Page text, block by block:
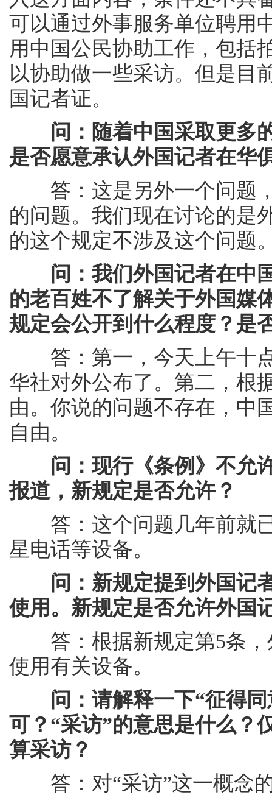
可以通过外事服务单位聘用
用中国公民协助工作，包括
以协助做一些采访。但是目
国记者证。
问：随着中国采取更多
是否愿意承认外国记者在华
答：这是另外一个问题，
的问题。我们现在讨论的是
的这个规定不涉及这个问题
问：我们外国记者在中
的老百姓不了解关于外国媒
规定会公开到什么程度？是
答：第一，今天上午十点
华社对外公布了。第二，根
由。你说的问题不存在，中
自由。
问：现行《条例》不允
报道，新规定是否允许？
答：这个问题几年前就已
星电话等设备。
问：新规定提到外国记
使用。新规定是否允许外国
答：根据新规定第5条，
使用有关设备。
问：请解释一下“征得
可？“采访”的意思是什么？
算采访？
答：对“采访”这一概念的